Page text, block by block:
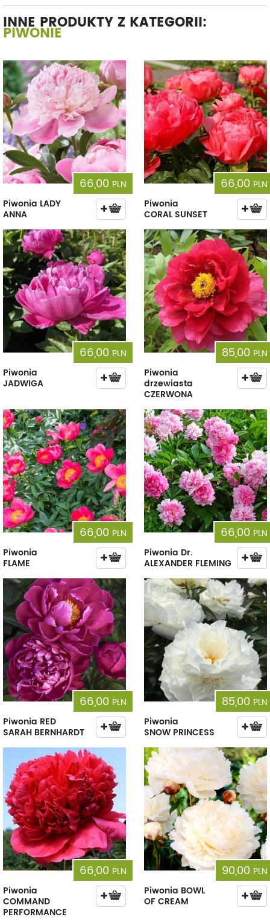
INNE PRODUKTY Z KATEGORII:
PIWONIE
66,00 PLN
Piwonia LADY
ANNA
66,00 PLN
Piwonia
CORAL SUNSET
66,00 PLN
Piwonia
JADWIGA
85,00 PLN
Piwonia
drzewiasta
CZERWONA
66,00 PLN
Piwonia
FLAME
66,00 PLN
Piwonia Dr.
ALEXANDER FLEMING
66,00 PLN
Piwonia RED
SARAH BERNHARDT
85,00 PLN
Piwonia
SNOW PRINCESS
66,00 PLN
Piwonia
COMMAND
PERFORMANCE
90,00 PLN
Piwonia BOWL
OF CREAM